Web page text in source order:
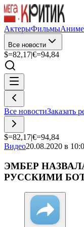
АктерыФильмыАниме
Все новости
$=82,17|€=94,84
Все новостиЗаказать
$=82,17|€=94,84
Видео20.08.2020 в
ЭМБЕР
РУССКИМИ